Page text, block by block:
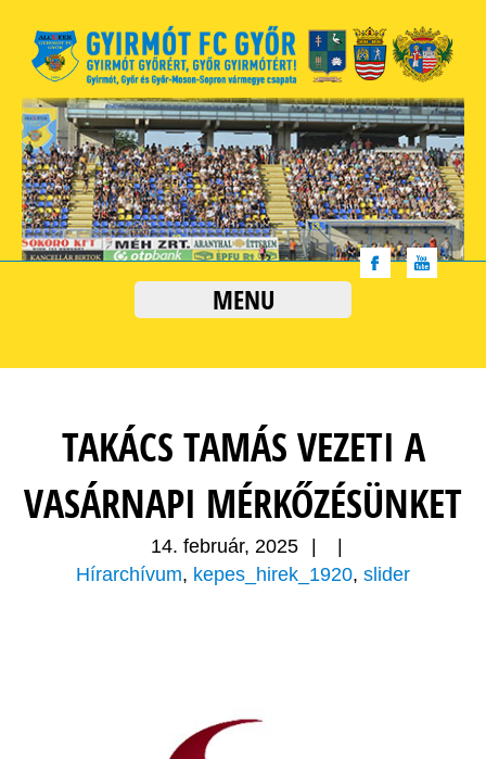
MENU
TAKÁCS TAMÁS VEZETI A
VASÁRNAPI MÉRKŐZÉSÜNKET
14. február, 2025
Hírarchívum, kepes_hirek_1920, slider